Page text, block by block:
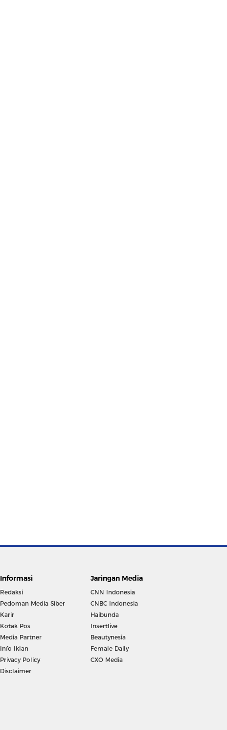
Informasi
Redaksi
Pedoman Media Siber
Karir
Kotak Pos
Media Partner
Info Iklan
Privacy Policy
Disclaimer
Jaringan Media
CNN Indonesia
CNBC Indonesia
Haibunda
Insertlive
Beautynesia
Female Daily
CXO Media